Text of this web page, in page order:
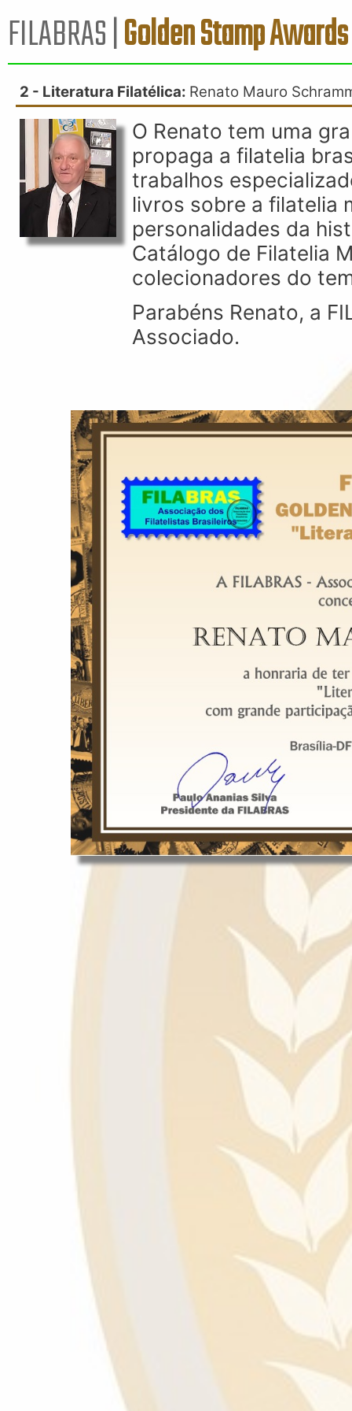
FILABRAS |Golden Stamp Awards
2 - Literatura Filatélica: Renato Mauro
O Renato tem uma
propaga a filatelia
trabalhos
livros sobre a filatelia
personalidades da
Catálogo de Filatelia
colecionadores do
Parabéns Renato, a
Associado.